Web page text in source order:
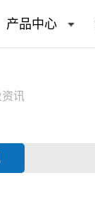
产品中心
讯